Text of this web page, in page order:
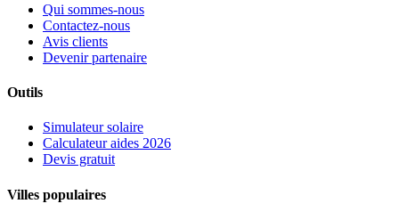
Qui sommes-nous
Contactez-nous
Avis clients
Devenir partenaire
Outils
Simulateur solaire
Calculateur aides 2026
Devis gratuit
Villes populaires